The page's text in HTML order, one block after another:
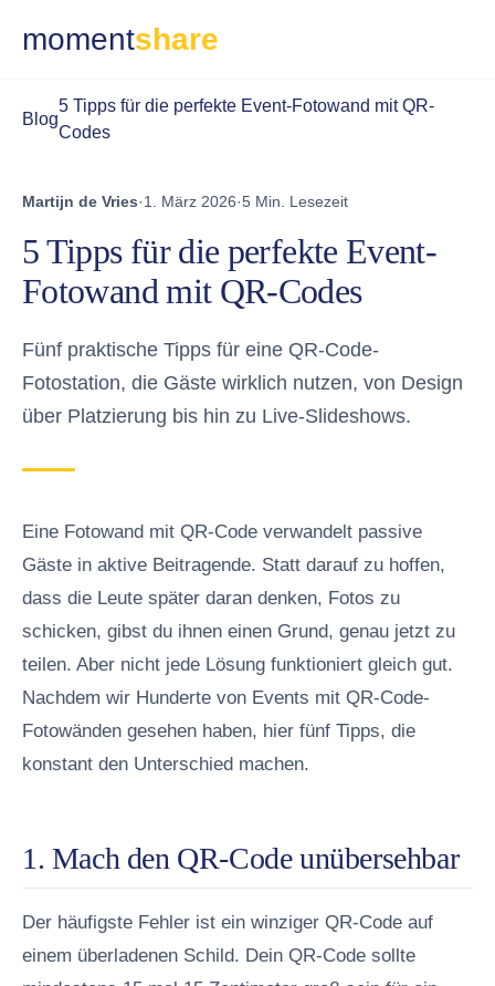
momentshare
Blog
5 Tipps für die perfekte Event-Fotowand mit QR-
Codes
Martijn de Vries·1. März 2026·5 Min. Lesezeit
5 Tipps für die perfekte Event-
Fotowand mit QR-Codes
Fünf praktische Tipps für eine QR-Code-
Fotostation, die Gäste wirklich nutzen, von Design
über Platzierung bis hin zu Live-Slideshows.
Eine Fotowand mit QR-Code verwandelt passive
Gäste in aktive Beitragende. Statt darauf zu hoffen,
dass die Leute später daran denken, Fotos zu
schicken, gibst du ihnen einen Grund, genau jetzt zu
teilen. Aber nicht jede Lösung funktioniert gleich gut.
Nachdem wir Hunderte von Events mit QR-Code-
Fotowänden gesehen haben, hier fünf Tipps, die
konstant den Unterschied machen.
1. Mach den QR-Code unübersehbar
Der häufigste Fehler ist ein winziger QR-Code auf
einem überladenen Schild. Dein QR-Code sollte